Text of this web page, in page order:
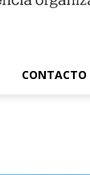
CONTACTO